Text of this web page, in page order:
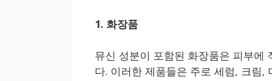
1. 화장품
뮤신 성분이 포함된 화장품은 피부에
다. 이러한 제품들은 주로 세럼, 크림,